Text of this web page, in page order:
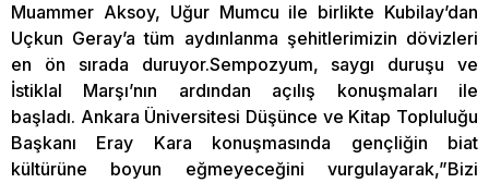
Muammer Aksoy, Uğur Mumcu ile birlikte Kubilay’dan
Uçkun Geray’a tüm aydınlanma şehitlerimizin dövizleri
en ön sırada duruyor.Sempozyum, saygı duruşu ve
İstiklal Marşı’nın ardından açılış konuşmaları ile
başladı. Ankara Üniversitesi Düşünce ve Kitap Topluluğu
Başkanı Eray Kara konuşmasında gençliğin biat
kültürüne boyun eğmeyeceğini vurgulayarak,”Bizi